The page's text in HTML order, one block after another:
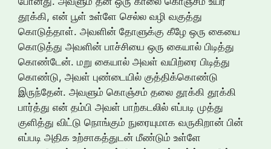
தூக்கி, என் பூள் உள்ளே செல்ல வழி வகுத்து
கொடுத்தாள். அவளின் தோளுக்கு கீழே ஒரு கையை
கொடுத்து அவளின் பாச்சியை ஒரு கையால் பிடித்து
கொண்டேன். மறு கையால் அவள் வயிற்ரை பிடித்து
கொண்டு, அவள் புண்டையில் குத்திக்கொண்டு
இருந்தேன். அவளும் கொஞ்சம் தலை தூக்கி தூக்கி
பார்த்து என் தம்பி அவள் பாற்கடலில் எப்படி முத்து
குளித்து விட்டு நொங்கும் நுரையுமாக வருகிறான் பின்
எப்படி அதிக உற்சாகத்துடன் மீண்டும் உள்ளே